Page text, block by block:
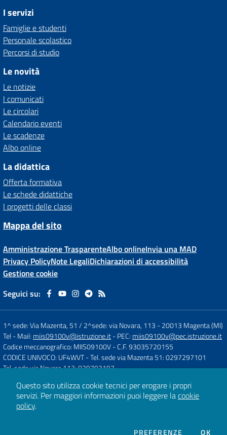
I servizi
Famiglie e studenti
Personale scolastico
Percorsi di studio
Le novità
Le notizie
I comunicati
Le circolari
Calendario eventi
Le scadenze
Albo online
La didattica
Offerta formativa
Le schede didattiche
I progetti delle classi
Mappa del sito
Amministrazione TrasparenteAlbo onlineInvia una MAD
Privacy PolicyNote LegaliDichiarazioni di accessibilità
Gestione cookie
Seguici su:
1^ sede: Via Mazenta, 51 / 2^sede: via Novara, 113 -20013 Magenta (MI)
Tel - Mail: miis09100v@istruzione.it- PEC: miis09100v@pec.istruzione.it
Codice meccanografico: MIIS09100V- C.F. 93035720155
CODICE UNIVOCO: UF4WVT- Tel. sede via Mazenta 51: 0297297101
Tel. sede via Novara 113: 029793197
Concept & Design by
Designers Italia
Questo sito utilizza cookie tecnici per erogare i propri
servizi. Per maggiori informazioni puoi leggere lacookie
policy.
PREFERENZE DEI COOKIE
OK